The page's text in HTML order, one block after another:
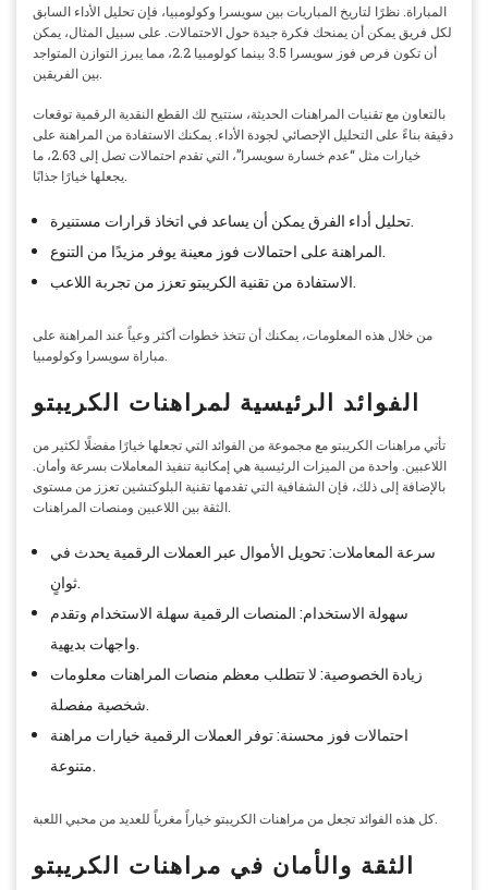
المباراة. نظرًا لتاريخ المباريات بين سويسرا وكولومبيا، فإن تحليل الأداء السابق
لكل فريق يمكن أن يمنحك فكرة جيدة حول الاحتمالات. على سبيل المثال، يمكن
أن تكون فرص فوز سويسرا 3.5 بينما كولومبيا 2.2، مما يبرز التوازن المتواجد
بالتعاون مع تقنيات المراهنات الحديثة، ستتيح لك القطع النقدية الرقمية توقعات
دقيقة بناءً على التحليل الإحصائي لجودة الأداء. يمكنك الاستفادة من المراهنة على
خيارات مثل “عدم خسارة سويسرا”، التي تقدم احتمالات تصل إلى 2.63، ما
تحليل أداء الفرق يمكن أن يساعد في اتخاذ قرارات مستنيرة.
المراهنة على احتمالات فوز معينة يوفر مزيدًا من التنوع.
الاستفادة من تقنية الكريبتو تعزز من تجربة اللاعب.
من خلال هذه المعلومات، يمكنك أن تتخذ خطوات أكثر وعياً عند المراهنة على
الفوائد الرئيسية لمراهنات الكريبتو
تأتي مراهنات الكريبتو مع مجموعة من الفوائد التي تجعلها خيارًا مفضلًا لكثير من
اللاعبين. واحدة من الميزات الرئيسية هي إمكانية تنفيذ المعاملات بسرعة وأمان.
بالإضافة إلى ذلك، فإن الشفافية التي تقدمها تقنية البلوكتشين تعزز من مستوى
سرعة المعاملات: تحويل الأموال عبر العملات الرقمية يحدث في
ثوانٍ.
سهولة الاستخدام: المنصات الرقمية سهلة الاستخدام وتقدم
واجهات بديهية.
زيادة الخصوصية: لا تتطلب معظم منصات المراهنات معلومات
شخصية مفصلة.
احتمالات فوز محسنة: توفر العملات الرقمية خيارات مراهنة
متنوعة.
الثقة والأمان في مراهنات الكريبتو